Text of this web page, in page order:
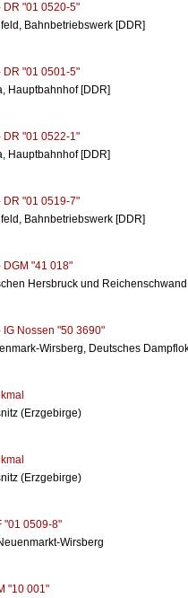
DR "01 0520-5"
Bahnbetriebswerk [DDR]
DR "01 0501-5"
Hauptbahnhof [DDR]
DR "01 0522-1"
Hauptbahnhof [DDR]
DR "01 0519-7"
Bahnbetriebswerk [DDR]
"41 018"
Hersbruck und Reichenschwand
Nossen "50 3690"
Wirsberg, Deutsches
(Erzgebirge)
(Erzgebirge)
"01 0509-8"
Wirsberg
"10 001"